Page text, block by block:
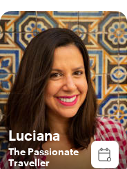
Luciana
The Passionate
Traveller